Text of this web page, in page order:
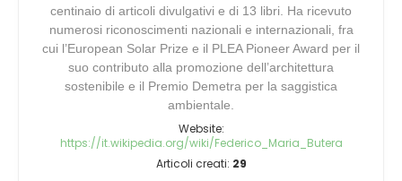
centinaio di articoli divulgativi e di 13 libri. Ha ricevuto
numerosi riconoscimenti nazionali e internazionali, fra
cui l’European Solar Prize e il PLEA Pioneer Award per il
suo contributo alla promozione dell’architettura
sostenibile e il Premio Demetra per la saggistica
ambientale.
Website:
https://it.wikipedia.org/wiki/Federico_Maria_Butera
Articoli creati: 29